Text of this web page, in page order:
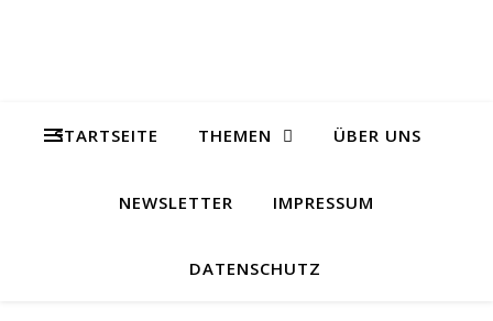
STARTSEITE THEMEN ÜBER UNS
NEWSLETTER IMPRESSUM
DATENSCHUTZ